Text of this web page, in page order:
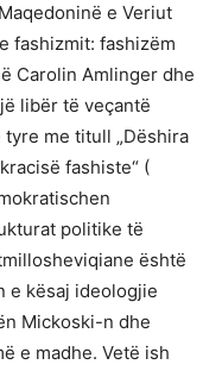
e Veriut
fashizmit: fashizëm
Carolin Amlinger dhe
libër të veçantë
me titull „Dëshira
fashiste“ (
politike të
është
e kësaj ideologjie
Mickoski-n dhe
e madhe. Vetë ish